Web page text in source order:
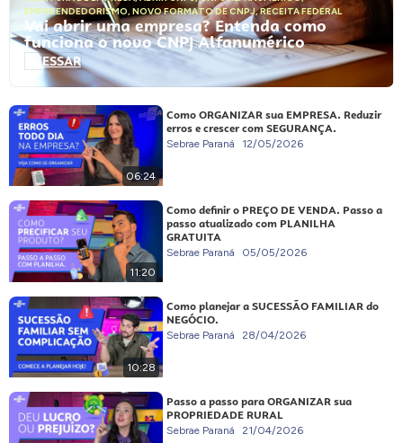
EMPREENDEDORISMO, NOVO FORMATO DE CNPJ,RECEITA FEDERAL
Vai abrir uma empresa? Entenda como
funciona o novo CNPJ Alfanumérico
ACESSAR
06:24
Como ORGANIZAR sua EMPRESA. Reduzir
erros e crescer com SEGURANÇA.
Sebrae Paraná 12/05/2026
11:20
Como definir o PREÇO DE VENDA. Passo a
passo atualizado com PLANILHA
GRATUITA
Sebrae Paraná 05/05/2026
10:28
Como planejar a SUCESSÃO FAMILIAR do
NEGÓCIO.
Sebrae Paraná 28/04/2026
Passo a passo para ORGANIZAR sua
PROPRIEDADE RURAL
Sebrae Paraná 21/04/2026